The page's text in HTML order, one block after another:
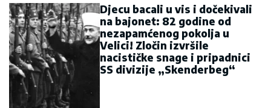
Djecu bacali u vis i dočekivali
na bajonet: 82 godine od
nezapamćenog pokolja u
Velici! Zločin izvršile
nacističke snage i pripadnici
SS divizije „Skenderbeg“